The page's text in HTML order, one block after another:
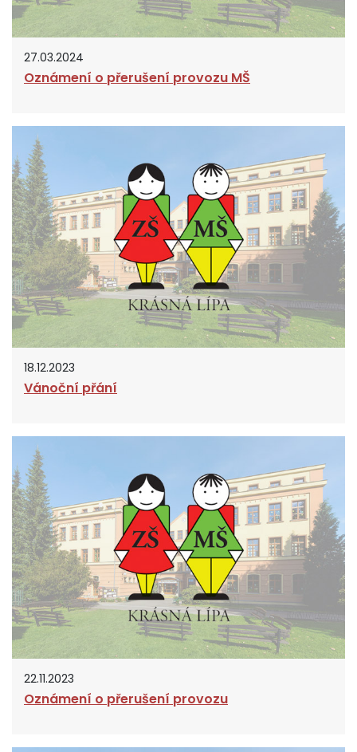
27.03.2024
Oznámení o přerušení provozu MŠ
18.12.2023
Vánoční přání
22.11.2023
Oznámení o přerušení provozu